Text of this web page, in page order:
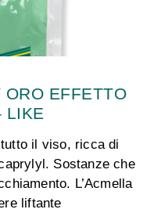
ORO EFFETTO
LIKE
il viso, ricca di
Sostanze che
L’Acmella
liftante